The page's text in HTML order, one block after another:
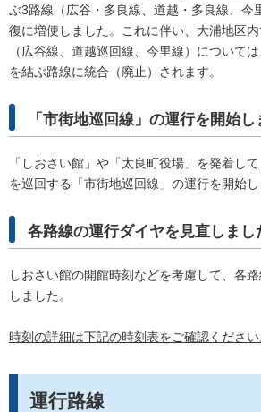
ぶ3路線（広谷・多良線、道越・多良線、今
復に増便しました。これに伴い、大浦地区
（広谷線、道越巡回線、今里線）について
を結ぶ路線に統合（廃止）されます。
「市街地巡回線」の運行を開始し
「しおさい館」や「太良町役場」を発着し
を巡回する「市街地巡回線」の運行を開始し
各路線の運行ダイヤを見直しまし
しおさい館の開館時刻などを考慮して、各
しました。
時刻の詳細は下記の時刻表をご確認ください
運行路線